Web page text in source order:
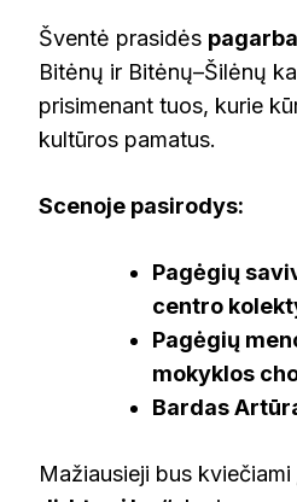
Šventė prasidės
Bitėnų ir Bitėnų–Šilėnų
prisimenant tuos, kurie
kultūros pamatus.
Scenoje pasirodys:
Pagėgių
centro
Pagėgių
mokyklos
Bardas
Mažiausieji bus kviečiami